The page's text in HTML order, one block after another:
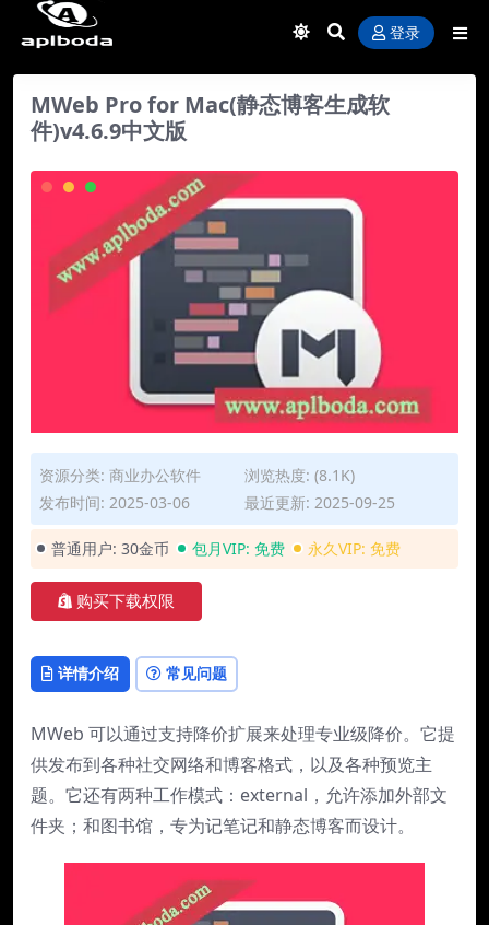
登录
MWeb Pro for Mac(静态博客生成软
件)v4.6.9中文版
资源分类: 商业办公软件
浏览热度: (8.1K)
发布时间: 2025-03-06
最近更新: 2025-09-25
普通用户: 30金币 包月VIP: 免费 永久VIP: 免费
购买下载权限
详情介绍 常见问题
MWeb 可以通过支持降价扩展来处理专业级降价。它提
供发布到各种社交网络和博客格式，以及各种预览主
题。它还有两种工作模式：external，允许添加外部文
件夹；和图书馆，专为记笔记和静态博客而设计。